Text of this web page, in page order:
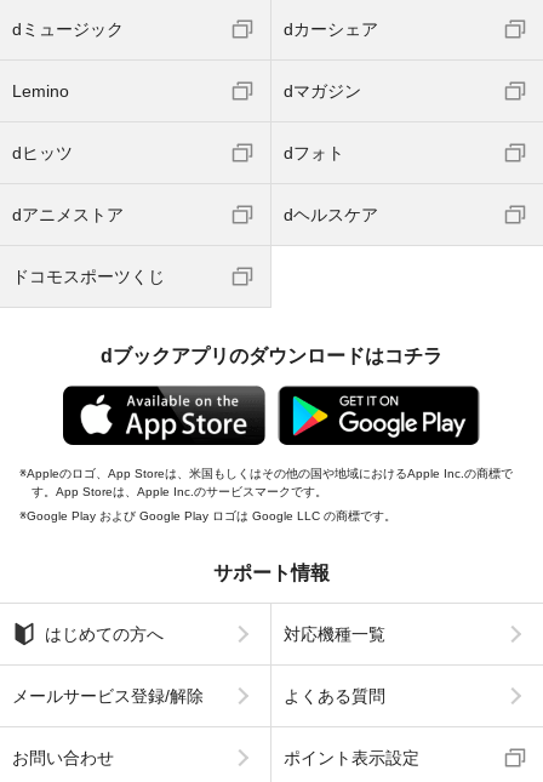
dミュージック dカーシェア
Lemino dマガジン
dヒッツ dフォト
dアニメストア dヘルスケア
ドコモスポーツくじ
dブックアプリのダウンロードはコチラ
Appleのロゴ、App Storeは、米国もしくはその他の国や地域におけるApple Inc.の商標で
す。App Storeは、Apple Inc.のサービスマークです。
Google Play および Google Play ロゴは Google LLC の商標です。
サポート情報
はじめての方へ 対応機種一覧
メールサービス登録/解除 よくある質問
お問い合わせ ポイント表示設定